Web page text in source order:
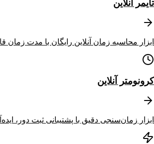
ابزار محاسبه زمان آنلاین رایگان با مدت
کرونومتر آنلاین
ابزار زمان‌سنجی دقیق با پشتیبانی ثبت دور،